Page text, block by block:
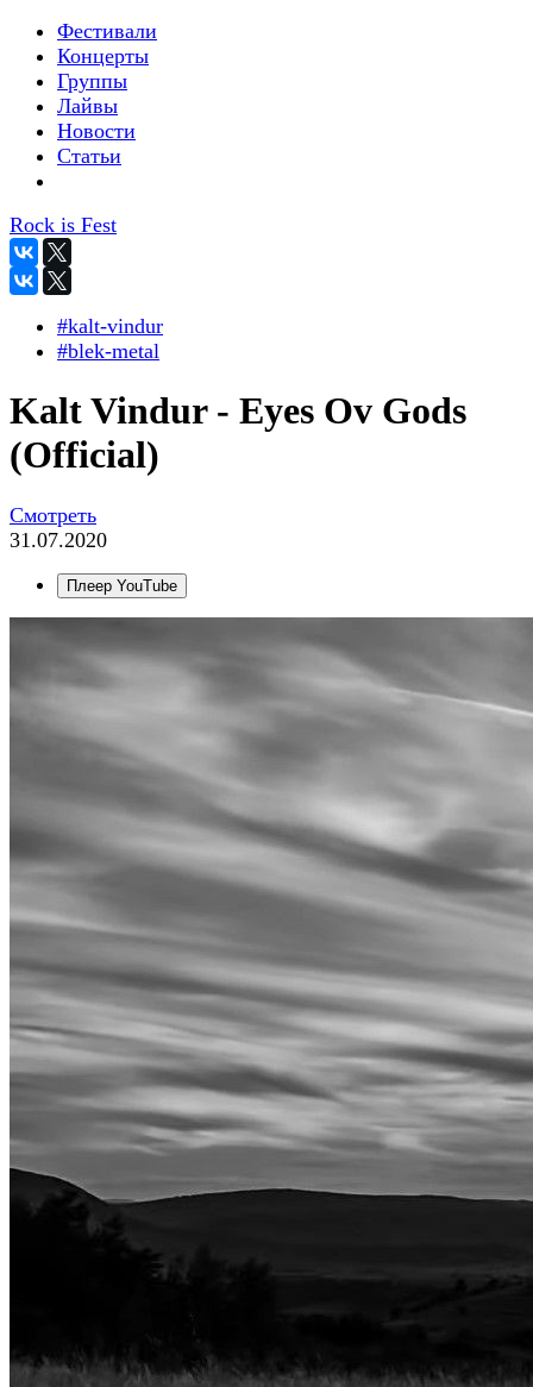
Фестивали
Концерты
Группы
Лайвы
Новости
Статьи
Rock is Fest
#kalt-vindur
#blek-metal
Kalt Vindur - Eyes Ov Gods
(Official)
Смотреть
31.07.2020
Плеер YouTube